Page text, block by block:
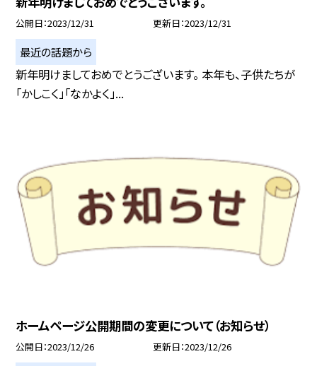
公開日 2023/12/31 更新日 2023/12/31
最近の話題から
新年明けましておめでとうございます。 本年も、子供たちが
「かしこく」「なかよく」...
ホームページ公開期間の変更について（お知らせ）
公開日 2023/12/26 更新日 2023/12/26